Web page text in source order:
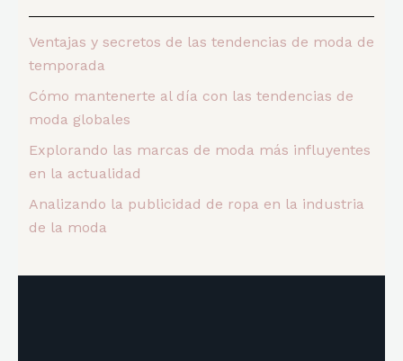
Ventajas y secretos de las tendencias de moda de
temporada
Cómo mantenerte al día con las tendencias de
moda globales
Explorando las marcas de moda más influyentes
en la actualidad
Analizando la publicidad de ropa en la industria
de la moda